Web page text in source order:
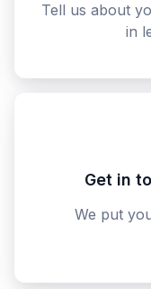
Tell us about
in
Get in
We put